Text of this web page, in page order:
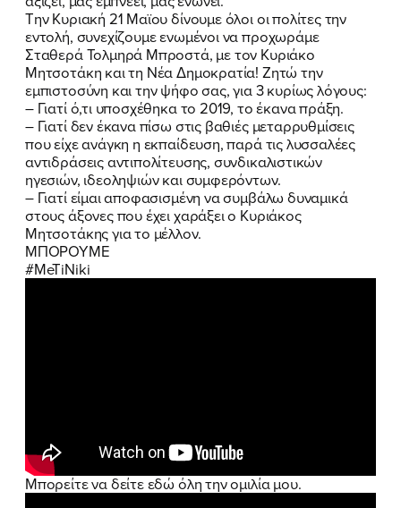
Tην Κυριακή 21 Μαϊου δίνουμε όλοι οι πολίτες την
εντολή, συνεχίζουμε ενωμένοι να προχωράμε
Σταθερά Τολμηρά Μπροστά, με τον Κυριάκο
Μητσοτάκη και τη Νέα Δημοκρατία! Ζητώ την
εμπιστοσύνη και την ψήφο σας, για 3 κυρίως λόγους:
– Γιατί ό,τι υποσχέθηκα το 2019, το έκανα πράξη.
– Γιατί δεν έκανα πίσω στις βαθιές μεταρρυθμίσεις
που είχε ανάγκη η εκπαίδευση, παρά τις λυσσαλέες
αντιδράσεις αντιπολίτευσης, συνδικαλιστικών
ηγεσιών, ιδεοληψιών και συμφερόντων.
– Γιατί είμαι αποφασισμένη να συμβάλω δυναμικά
στους άξονες που έχει χαράξει ο Κυριάκος
Μητσοτάκης για το μέλλον.
ΜΠΟΡΟΥΜΕ
#MeTiNiki
Μπορείτε να δείτε εδώ όλη την ομιλία μου.
ΣΥΜΠΛΗΡΩΣΤΕ ΤΗ ΦΟΡΜΑ
ΟΝΟΜΑ*
ΕΠΙΘΕΤΟ*
ΤΗΛΕΦΩΝΟ*
EMAIL*
ΥΠΟΒΟΛΗ
ΣΥΜΠΛΗΡΩΣΤΕ ΤΗ ΦΟΡΜΑ
ΟΝΟΜΑ*
ΕΠΙΘΕΤΟ*
ΤΗΛΕΦΩΝΟ
EMAIL*
ΥΠΟΒΟΛΗ